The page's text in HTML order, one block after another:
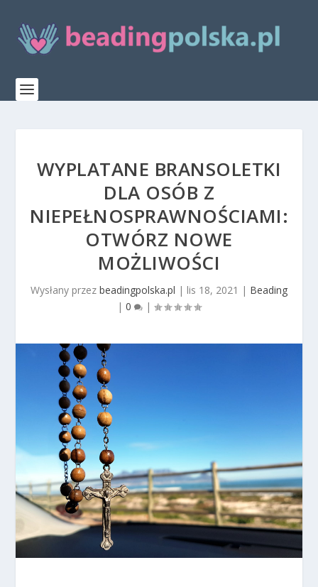
WYPLATANE BRANSOLETKI
DLA OSÓB Z
NIEPEŁNOSPRAWNOŚCIAMI:
OTWÓRZ NOWE
MOŻLIWOŚCI
Wysłany przez beadingpolska.pl | lis 18, 2021 | Beading
| 0 |